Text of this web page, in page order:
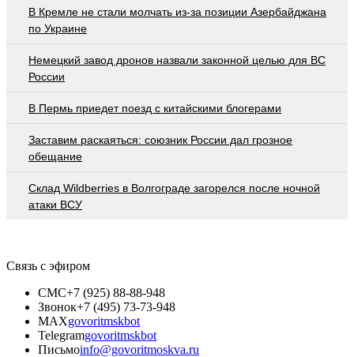
В Кремле не стали молчать из-за позиции Азербайджана
по Украине
Немецкий завод дронов назвали законной целью для ВС
России
В Пермь приедет поезд с китайскими блогерами
Заставим раскаяться: союзник России дал грозное
обещание
Склад Wildberries в Волгограде загорелся после ночной
атаки ВСУ
Связь с эфиром
СМС+7 (925) 88-88-948
Звонок+7 (495) 73-73-948
MAXgovoritmskbot
Telegramgovoritmskbot
Письмоinfo@govoritmoskva.ru